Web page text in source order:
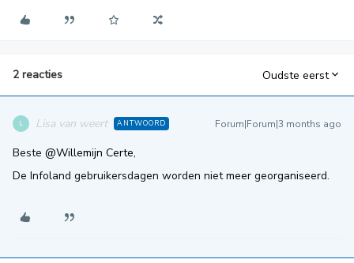
2 reacties Oudste eerst
L Lisa van weert ANTWOORD Forum|Forum|3 months ago
Beste ​ @Willemijn Certe,
De Infoland gebruikersdagen worden niet meer georganiseerd.